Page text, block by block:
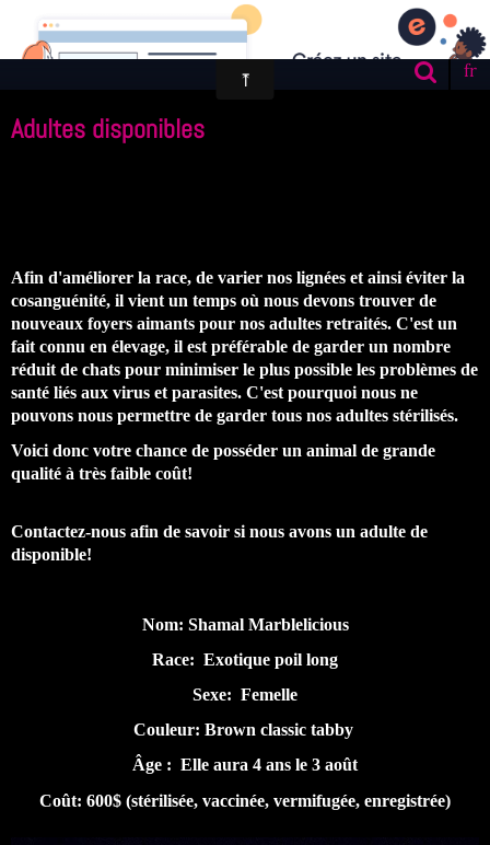
Foldex & Exotic
fr
Adultes disponibles
Afin d'améliorer la race, de varier nos lignées et ainsi éviter la
cosanguénité, il vient un temps où nous devons trouver de
nouveaux foyers aimants pour nos adultes retraités. C'est un
fait connu en élevage, il est préférable de garder un nombre
réduit de chats pour minimiser le plus possible les problèmes de
santé liés aux virus et parasites. C'est pourquoi nous ne
pouvons nous permettre de garder tous nos adultes stérilisés.
Voici donc votre chance de posséder un animal de grande
qualité à très faible coût!
Contactez-nous afin de savoir si nous avons un adulte de
disponible!
Nom: Shamal Marblelicious
Race: Exotique poil long
Sexe: Femelle
Couleur: Brown classic tabby
Âge : Elle aura 4 ans le 3 août
Coût: 600$ (stérilisée, vaccinée, vermifugée, enregistrée)